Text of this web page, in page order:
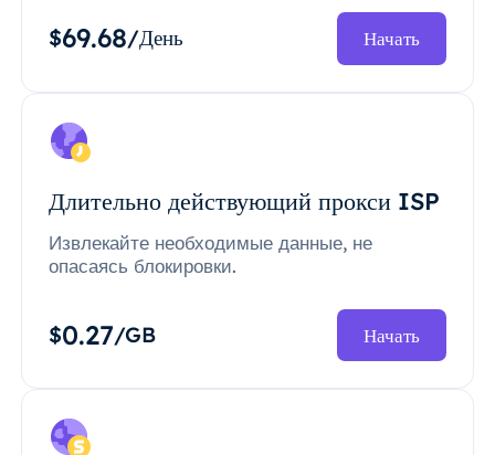
$69.68/День Начать
Длительно действующий прокси ISP
Извлекайте необходимые данные, не
опасаясь блокировки.
$0.27/GB Начать